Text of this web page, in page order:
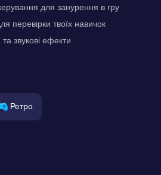
для занурення в гру
перевірки твоїх навичок
звукові ефекти
Ретро